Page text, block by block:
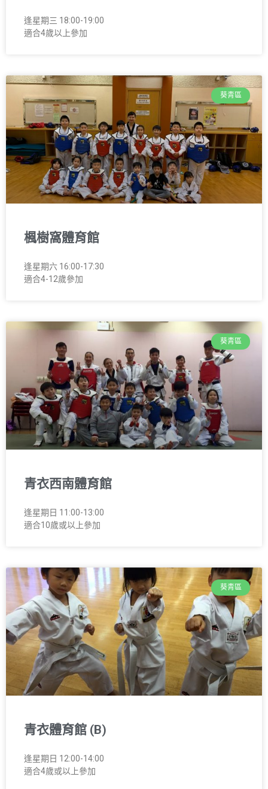
逢星期三 18:00-19:00
適合4歲以上參加
葵青區
楓樹窩體育館
逢星期六 16:00-17:30
適合4-12歲參加
葵青區
青衣西南體育館
逢星期日 11:00-13:00
適合10歲或以上參加
葵青區
青衣體育館 (B)
逢星期日 12:00-14:00
適合4歲或以上參加